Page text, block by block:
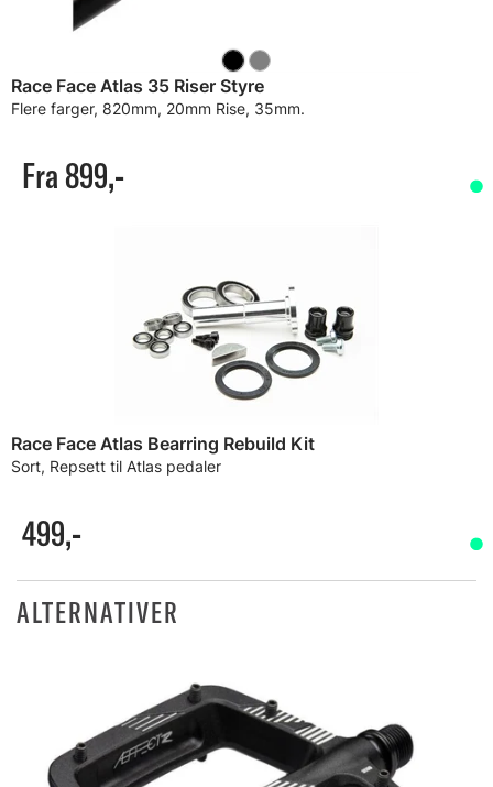
Race Face Atlas 35 Riser Styre
Flere farger, 820mm, 20mm Rise, 35mm.
Fra 899,-
Race Face Atlas Bearring Rebuild Kit
Sort, Repsett til Atlas pedaler
499,-
ALTERNATIVER